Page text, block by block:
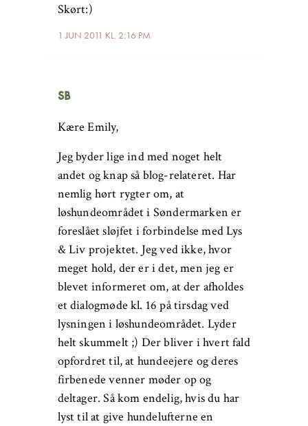
1 JUN 2011 KL. 2:16 PM
Skørt:)
SB
Kære Emily,
Jeg byder lige ind med noget helt
andet og knap så blog-relateret. Har
nemlig hørt rygter om, at
løshundeområdet i Søndermarken er
foreslået sløjfet i forbindelse med Lys
& Liv projektet. Jeg ved ikke, hvor
meget hold, der er i det, men jeg er
blevet informeret om, at der afholdes
et dialogmøde kl. 16 på tirsdag ved
lysningen i løshundeområdet. Lyder
helt skummelt ;) Der bliver i hvert fald
opfordret til, at hundeejere og deres
firbenede venner møder op og
deltager. Så kom endelig, hvis du har
lyst til at give hundelufterne en